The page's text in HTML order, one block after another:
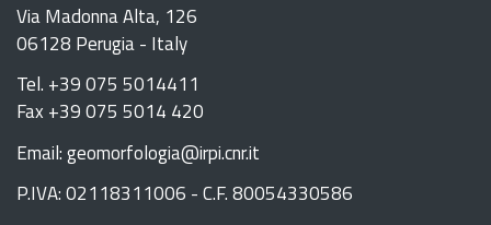
Via Madonna Alta, 126
06128 Perugia - Italy
Tel. +39 075 5014411
Fax +39 075 5014 420
Email: geomorfologia@irpi.cnr.it
P.IVA: 02118311006 - C.F. 80054330586